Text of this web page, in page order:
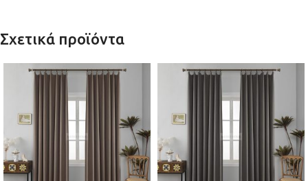
Σχετικά προϊόντα